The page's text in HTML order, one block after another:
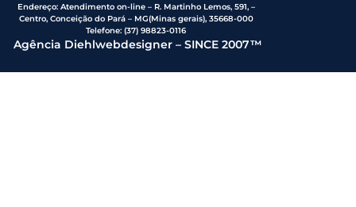
Endereço: Atendimento on-line – R. Martinho Lemos, 591, –
Centro, Conceição do Pará – MG(Minas gerais), 35668-000
Telefone:(37) 98823-0116
Agência Diehlwebdesigner – SINCE 2007™